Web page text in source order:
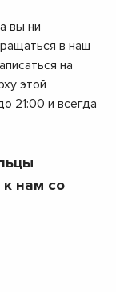
вы ни
в наш
на
этой
21:00 и всегда
нам со